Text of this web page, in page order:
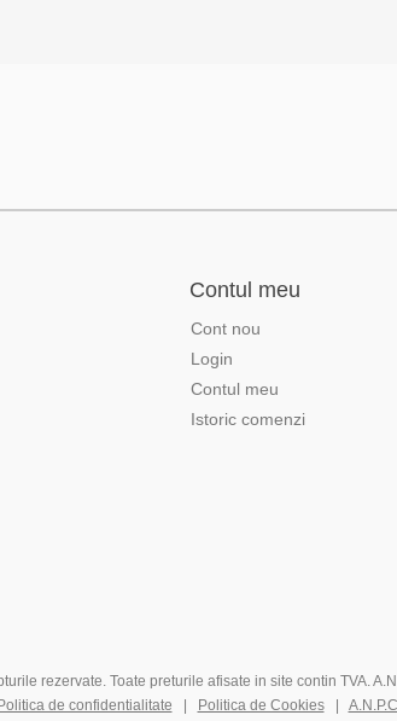
Contul meu
Cont nou
Login
Contul meu
Istoric comenzi
rezervate. Toate preturile afisate in site contin TVA.
Politica de confidentialitate Politica de Cookies